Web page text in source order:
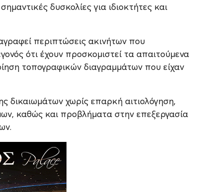
δυσκολίες για ιδιοκτήτες και
περιπτώσεις ακινήτων που
ότι έχουν προσκομιστεί τα απαιτούμενα
τοπογραφικών διαγραμμάτων που είχαν
δικαιωμάτων χωρίς επαρκή αιτιολόγηση,
καθώς και προβλήματα στην επεξεργασία